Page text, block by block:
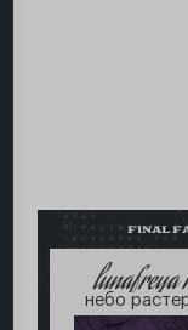
FINAL
lunafreya
небо